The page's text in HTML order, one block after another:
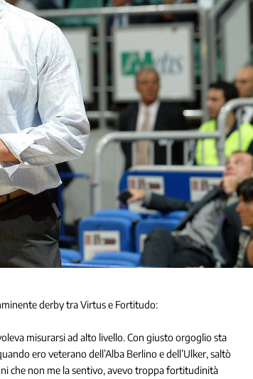
derby tra Virtus e Fortitudo:
misurarsi ad alto livello. Con giusto orgoglio sta
ero veterano dell’Alba Berlino e dell’Ulker, saltò
che non me la sentivo, avevo troppa fortitudinità